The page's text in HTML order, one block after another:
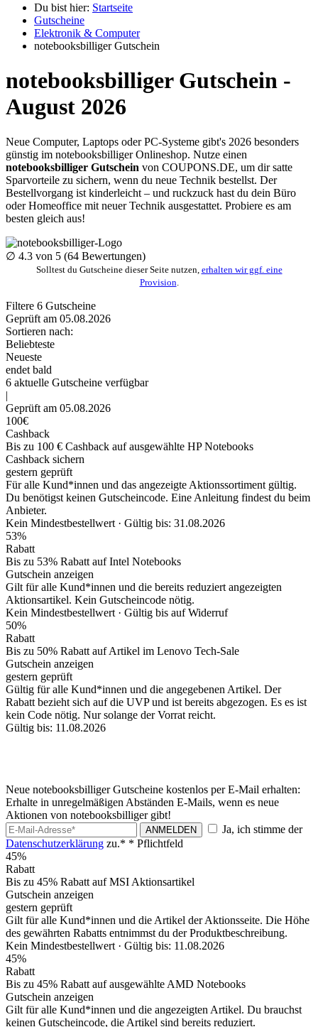
Du bist hier: Startseite
Gutscheine
Elektronik & Computer
notebooksbilliger Gutschein
notebooksbilliger Gutschein -
August 2026
Neue Computer, Laptops oder PC-Systeme gibt's 2026 besonders
günstig im notebooksbilliger Onlineshop. Nutze einen
notebooksbilliger Gutschein von COUPONS.DE, um dir satte
Sparvorteile zu sichern, wenn du neue Technik bestellst. Der
Bestellvorgang ist kinderleicht – und ruckzuck hast du dein Büro
oder Homeoffice mit neuer Technik ausgestattet. Probiere es am
besten gleich aus!
∅ 4.3 von 5 (64 Bewertungen)
Solltest du Gutscheine dieser Seite nutzen, erhalten wir ggf. eine
Provision
Filtere 6 Gutscheine
Geprüft am 05.08.2026
Sortieren nach:
Beliebteste
Neueste
endet bald
6 aktuelle Gutscheine verfügbar
|
Geprüft am 05.08.2026
100€
Cashback
Bis zu 100 € Cashback auf ausgewählte HP Notebooks
Cashback sichern
gestern geprüft
Für alle Kund*innen und das angezeigte Aktionssortiment gültig.
Du benötigst keinen Gutscheincode. Eine Anleitung findest du beim
Anbieter.
Kein Mindestbestellwert · Gültig bis: 31.08.2026
53%
Rabatt
Bis zu 53% Rabatt auf Intel Notebooks
Gutschein anzeigen
Gilt für alle Kund*innen und die bereits reduziert angezeigten
Aktionsartikel. Kein Gutscheincode nötig.
Kein Mindestbestellwert · Gültig bis auf Widerruf
50%
Rabatt
Bis zu 50% Rabatt auf Artikel im Lenovo Tech-Sale
Gutschein anzeigen
gestern geprüft
Gültig für alle Kund*innen und die angegebenen Artikel. Der
Rabatt bezieht sich auf die UVP und ist bereits abgezogen. Es es ist
kein Code nötig. Nur solange der Vorrat reicht.
Gültig bis: 11.08.2026
Neue notebooksbilliger Gutscheine kostenlos per E-Mail erhalten:
Erhalte in unregelmäßigen Abständen E-Mails, wenn es neue
Aktionen von notebooksbilliger gibt!
ANMELDEN
Ja, ich stimme der
Datenschutzerklärung zu.* * Pflichtfeld
45%
Rabatt
Bis zu 45% Rabatt auf MSI Aktionsartikel
Gutschein anzeigen
gestern geprüft
Gilt für alle Kund*innen und die Artikel der Aktionsseite. Die Höhe
des gewährten Rabatts entnimmst du der Produktbeschreibung.
Kein Mindestbestellwert · Gültig bis: 11.08.2026
45%
Rabatt
Bis zu 45% Rabatt auf ausgewählte AMD Notebooks
Gutschein anzeigen
Gilt für alle Kund*innen und die angezeigten Artikel. Du brauchst
keinen Gutscheincode, die Artikel sind bereits reduziert.